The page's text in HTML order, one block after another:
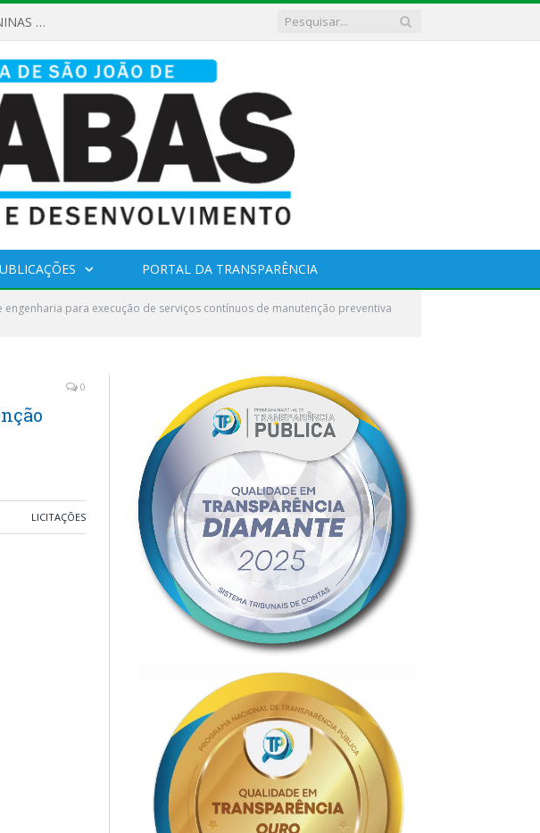
REGULAMENTO – V INTERMUNICIPAL DE QUADRILHAS JUNINAS 2026
PORTAL DA TRANSPARÊNCIA
engenharia para execução de serviços contínuos de manutenção preventiva
0
LICITAÇÕES